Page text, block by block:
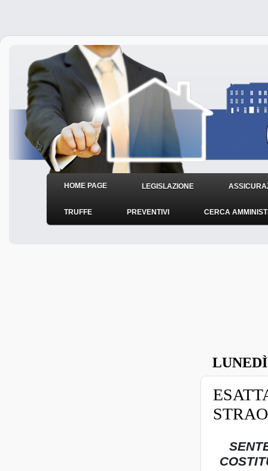
HOME PAGE LEGISLAZIONE
TRUFFE PREVENTIVI CERCA